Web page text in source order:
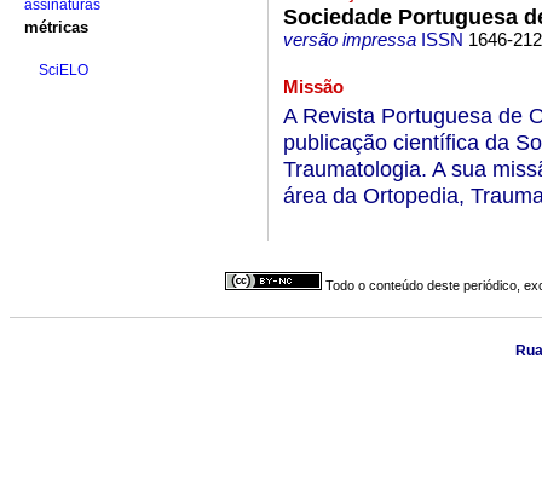
assinaturas
métricas
SciELO
Sociedade Portuguesa
versão impressaISSN 1646-
Missão
A Revista Portuguesa de
publicação científica da
Traumatologia. A sua
área da Ortopedia,
Todo o conteúdo deste periódico,